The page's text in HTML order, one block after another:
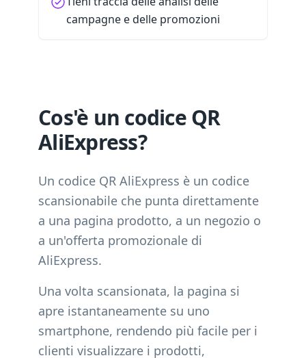
campagne e delle promozioni
Cos'è un codice QR
AliExpress?
Un codice QR AliExpress è un codice
scansionabile che punta direttamente
a una pagina prodotto, a un negozio o
a un'offerta promozionale di
AliExpress.
Una volta scansionata, la pagina si
apre istantaneamente su uno
smartphone, rendendo più facile per i
clienti visualizzare i prodotti,